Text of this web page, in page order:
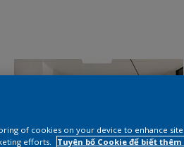
of cookies on your device to enhance site
efforts.
Tuyên bố Cookie để biết